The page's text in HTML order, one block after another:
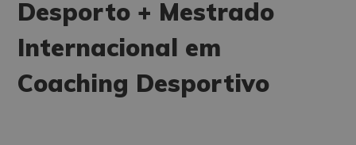
Desporto + Mestrado
Internacional em
Coaching Desportivo